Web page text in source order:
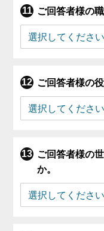
ご回答者様の
ご回答者様の
ご回答者様の
か。